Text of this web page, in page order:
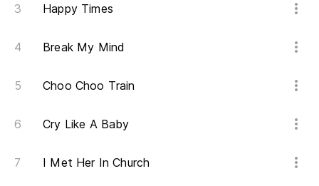
Happy Times
Break My Mind
Choo Choo Train
Cry Like A Baby
I Met Her In Church